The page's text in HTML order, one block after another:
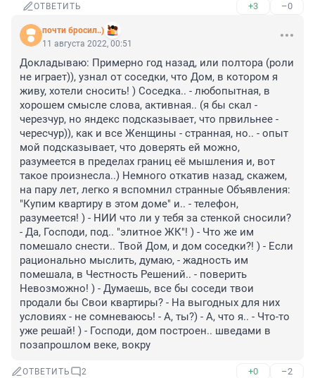
ОТВЕТИТЬ +3 –0
почти бросил..)
11 августа 2022, 00:51
Докладываю: Примерно год назад, или полтора (роли
не играет)), узнал от соседки, что Дом, в котором я
живу, хотели сносить! ) Соседка.. - любопытная, в
хорошем смысле слова, активная.. (я бы скал -
черезчур, но яндекс подсказывает, что првильнее -
чересчур)), как и все Женщины - странная, но.. - опыт
мой подсказывает, что доверять ей можно,
разумеется в пределах границ её мышления и, вот
такое произнесла..) Немного откатив назад, скажем,
на пару лет, легко я вспомнил странные Объявления:
"Купим квартиру в этом доме" и.. - телефон,
разумеется! ) - НИИ что ли у тебя за стенкой сносили?
- Да, Господи, под.. "элитное ЖК"! ) - Что же им
помешало снести.. Твой Дом, и дом соседки?! ) - Если
рационально мыслить, думаю, - жадность им
помешала, в Честность Решений.. - поверить
Невозможно! ) - Думаешь, все бы соседи твои
продали бы Свои квартиры? - На выгодных для них
условиях - не сомневаюсь! - А, ты?) - А, что я.. - Что-то
уже решай! ) - Господи, дом построен.. шведами в
позапрошлом веке, вокру
ОТВЕТИТЬ 2 +0 –2